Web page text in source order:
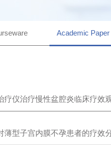
Academic Paper
疗仪治疗慢性盆腔炎临床疗效
薄型子宫内膜不孕患者的疗效